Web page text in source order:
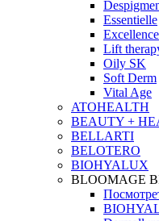
Essentielle
Excellence
Lift
Oily SK
Soft Derm
Vital Age
ATOHEALTH
BEAUTY +
BELLARTI
BELOTERO
BIOHYALUX
BLOOMAGE